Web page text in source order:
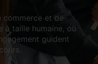
commerce et de
à taille humaine, où
guident